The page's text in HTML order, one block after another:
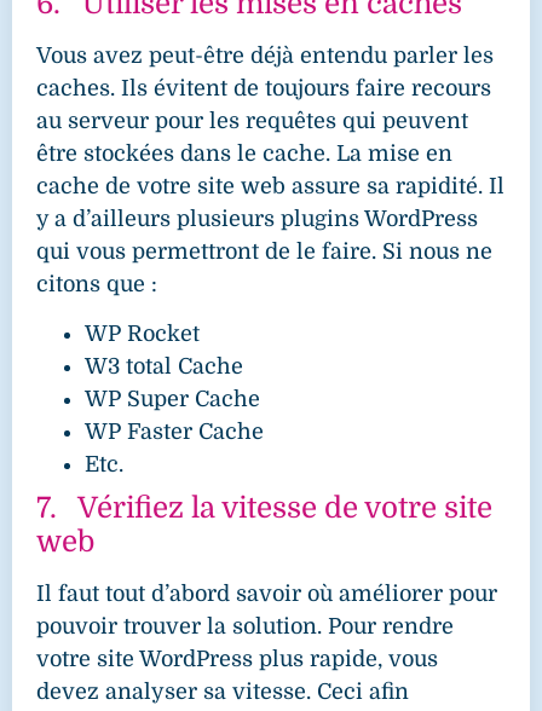
Vous avez peut-être déjà entendu parler les
caches. Ils évitent de toujours faire recours
au serveur pour les requêtes qui peuvent
être stockées dans le cache. La mise en
cache de votre site web assure sa rapidité. Il
y a d’ailleurs plusieurs plugins WordPress
qui vous permettront de le faire. Si nous ne
citons que :
WP Rocket
W3 total Cache
WP Super Cache
WP Faster Cache
Etc.
7. Vérifiez la vitesse de votre site
web
Il faut tout d’abord savoir où améliorer pour
pouvoir trouver la solution. Pour rendre
votre site WordPress plus rapide, vous
devez analyser sa vitesse. Ceci afin